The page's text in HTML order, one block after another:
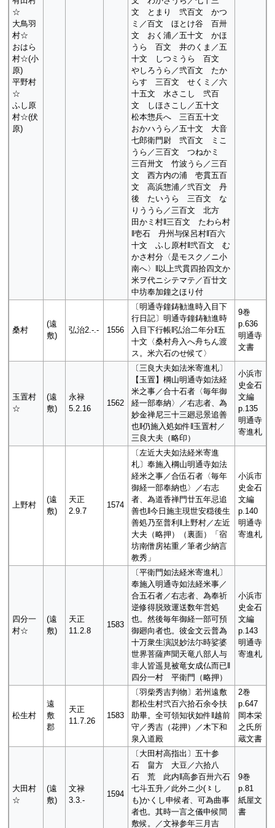
☆
大鳥羽
村☆
おはら
村☆(小
原)
平野村
☆
ふし原
村☆(伏
原)
文 とまり 弐百文 かつ
ミ／百文 ほとけ谷 百卅
文 おく浦／五十文 かほ
うら 百文 井のくま／五
十文 しつミうら 百文
やしろうら／弐百文 たか
らす 三百文 せくミ／六
十五文 水さこし 弐百
文 しほさこし／五十文
松本惣兵へ 三百五十文
おかハうら／五十文 大音
七郎衛門尉 弐百文 ミこ
うら／三百文 つねかミ
三百卅文 竹波うら／三百
文 西方内の浦 壱貫五百
文 高浜惣浦／弐百文 丹
後 たいうら 三百文 な
りううら／三百文 北方
田かミ村‖三百文 たわら村
‖壱石 丹州与保呂村‖百六
十文 ふし原村‖弐百文 む
かさ村分〈是モスク／ニ小
南へ〉‖以上弐貫四拾四文か
米ヲ代ニシテマテ／百廿文
中坊奉加鐘之ほり付
桑村
(遠
敷)
弘治2.-.- 1556
〔明通寺鐘鋳勧進時入目下
行日記〕明通寺鐘鋳勧進時
入目下行帳‖弘治二年分‖五
十文〈桑村舟入へ舟ちん渡
ス。米六石のせ候て〉
9巻
p.636
明通寺
文書
玉置村
☆
(遠
敷)
永禄
5.2.16
1562
〔三良大夫如法米寄進札〕
【玉置】棡山明通寺如法経
米之事／合十石者〈毎年御
経一部奉納〉／右志者、為
妙金禅尼三十三廻忌景追善
也‖仍施入処如件‖玉置村／
三良大夫（略印）
小浜市
史金石
文編
p.135
明通寺
寄進札
上野村
(遠
敷)
天正
2.9.7
1574
〔左近大夫如法経米寄進
札〕奉施入棡山明通寺如法
経米之事／合伍石者〈毎年
御経一部奉納也〉／右志
者、為道香禅門廿五年忌追
善也‖今日施主現世安穏後生
善処乃至普利‖上野村／左近
大夫（略押）（裏面）「宿
坊南僧房祐重／筆者少納言
教秀」
小浜市
史金石
文編
p.140
明通寺
寄進札
四分一
村☆
(遠
敷)
天正
11.2.8
1583
〔平衛門如法経米寄進札〕
奉施入明通寺如法経米事／
合五石者／右志者、為奉祈
逆修得脱致運送数年営処
也。然後毎年御経一部可預
御廻向者也。彼金文云普為
十万衆生演説妙法尓時娑婆
世界菩薩声聞天竜八部人与
非人皆遥見被竜女成仏而已‖
四分一村 平衛門（略押）
小浜市
史金石
文編
p.143
明通寺
寄進札
松生村
遠
敷
郡
天正
11.7.26
1583
〔羽柴秀吉判物〕若州遠敷
郡松生村弐百六拾石余令扶
助畢。全可領知状如件‖越前
守／秀吉（花押）／木下和
泉入道殿
2巻
p.647
岡本栄
之氏所
蔵文書
大田村
☆
(遠
敷)
文禄
3.3.-
1594
〔大田村高指出〕五十参
石 畠方 大豆／六拾八
石 荒 此内‖高参百卅六石
七斗五升／此外ニ少(〻し
も)かくし申候者、可為曲事
者也。其時一言之儀申候間
敷候。／文禄参年三月吉
9巻
p.81
紙屋文
書